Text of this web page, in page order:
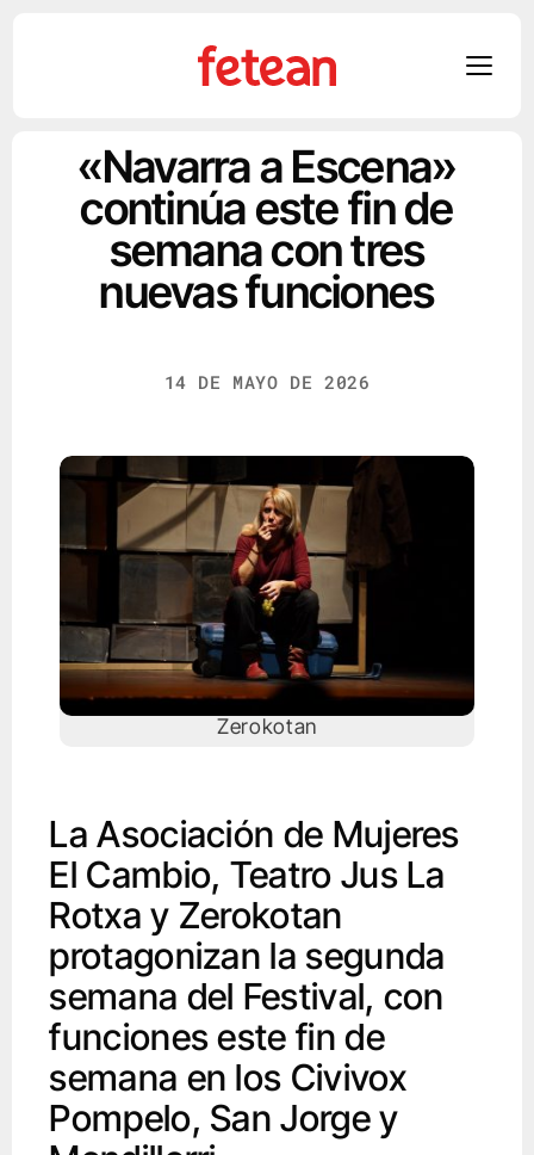
«Navarra a Escena»
continúa este fin de
semana con tres
nuevas funciones
14 DE MAYO DE 2026
Zerokotan
La Asociación de Mujeres
El Cambio, Teatro Jus La
Rotxa y Zerokotan
protagonizan la segunda
semana del Festival, con
funciones este fin de
semana en los Civivox
Pompelo, San Jorge y